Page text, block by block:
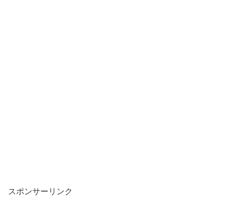
スポンサーリンク